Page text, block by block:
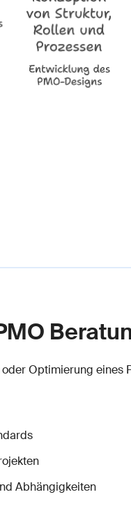
Optimierung eines
Abhängigkeiten